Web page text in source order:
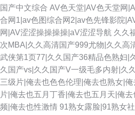
国产中文综合 AV色天堂|AV色天堂网
合网1|av色图综合网2|av色先锋影院
网|AV涩涩操操操操|aV涩涩导航 久久
次MBA|久久高清国产999尤物|久久高
武侠第1页77|久久国产36精品色熟妇|
久国产vs|久久国产V一级毛多内射|久
三级片|俺去也色色伦理|俺去也熟女|
片|俺去也五月丁香|俺去也五月天|俺
频|俺去也性激情 91熟女露脸|91熟女